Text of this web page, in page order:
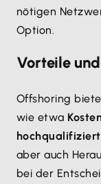
nötigen
Option.
Vorteile
Offshoring
wie etwa
aber auch
bei der